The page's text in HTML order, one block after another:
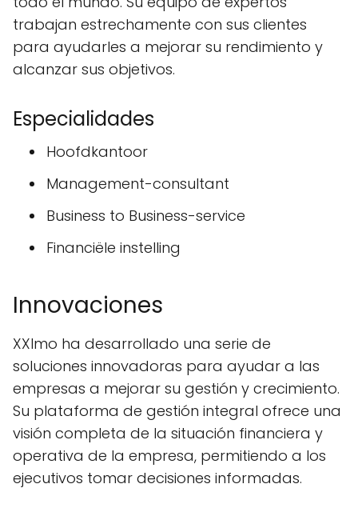
trabajan estrechamente con sus clientes
para ayudarles a mejorar su rendimiento y
alcanzar sus objetivos.
Especialidades
Hoofdkantoor
Management-consultant
Business to Business-service
Financiële instelling
Innovaciones
XXImo ha desarrollado una serie de
soluciones innovadoras para ayudar a las
empresas a mejorar su gestión y crecimiento.
Su plataforma de gestión integral ofrece una
visión completa de la situación financiera y
operativa de la empresa, permitiendo a los
ejecutivos tomar decisiones informadas.